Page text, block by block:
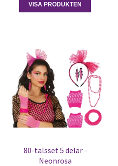
VISA PRODUKTEN
80-talsset 5 delar -
Neonrosa